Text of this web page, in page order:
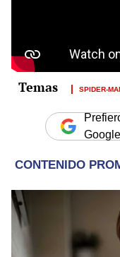
SPIDER-
Google